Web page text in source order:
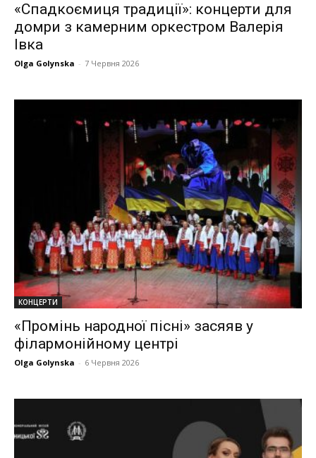
«Спадкоємиця традиції»: концерти для
домри з камерним оркестром Валерія
Івка
Olga Golynska - 7 Червня 2026
КОНЦЕРТИ
«Промінь народної пісні» засяяв у
філармонійному центрі
Olga Golynska - 6 Червня 2026